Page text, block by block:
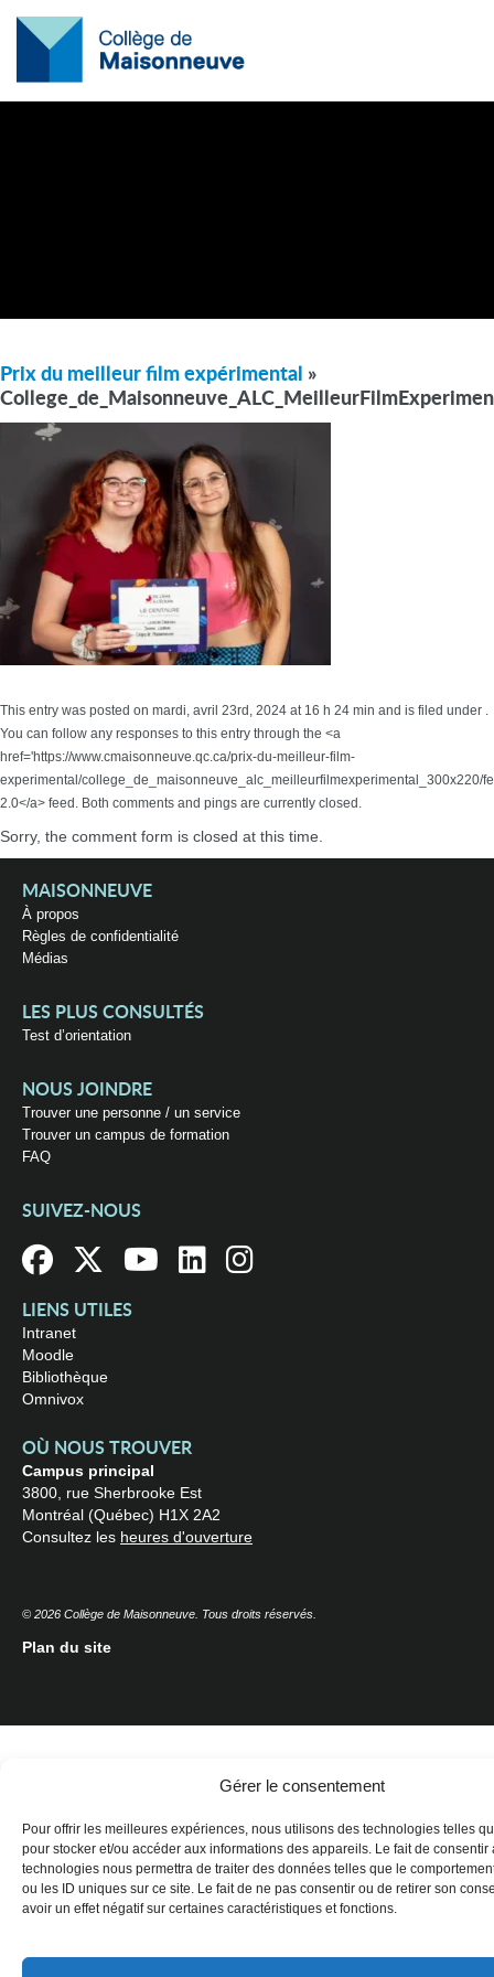
Gérer le consentement
Pour offrir les meilleures expériences, nous utilisons des technologies telles
pour stocker et/ou accéder aux informations des appareils. Le fait de consentir
technologies nous permettra de traiter des données telles que le
ou les ID uniques sur ce site. Le fait de ne pas consentir ou de retirer son
avoir un effet négatif sur certaines caractéristiques et fonctions.
Prix du meilleur film expérimental »
This entry was posted on mardi, avril 23rd, 2024 at 16 h 24 min and is filed under .
You can follow any responses to this entry through the <a
href='https://www.cmaisonneuve.qc.ca/prix-du-meilleur-film-
experimental/college_de_maisonneuve_alc_meilleurfilmexperimental_300x220/
2.0</a> feed. Both comments and pings are currently closed.
Sorry, the comment form is closed at this time.
MAISONNEUVE
À propos
Règles de confidentialité
Médias
LES PLUS CONSULTÉS
Test d’orientation
NOUS JOINDRE
Trouver une personne / un service
Trouver un campus de formation
FAQ
SUIVEZ-NOUS
LIENS UTILES
Intranet
Moodle
Bibliothèque
Omnivox
OÙ NOUS TROUVER
Campus principal
3800, rue Sherbrooke Est
Montréal (Québec) H1X 2A2
Consultez les heures d'ouverture
© 2026 Collège de Maisonneuve. Tous droits réservés.
Plan du site